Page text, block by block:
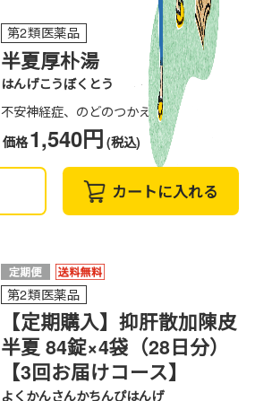
第2類医薬品
半夏厚朴湯
はんげこうぼくとう
不安神経症、のどのつかえ感
価格1,540円 (税込)
カートに入れる
第2類医薬品
【定期購入】抑肝散加陳皮
半夏 84錠×4袋（28日分）
【3回お届けコース】
よくかんさんかちんぴはんげ